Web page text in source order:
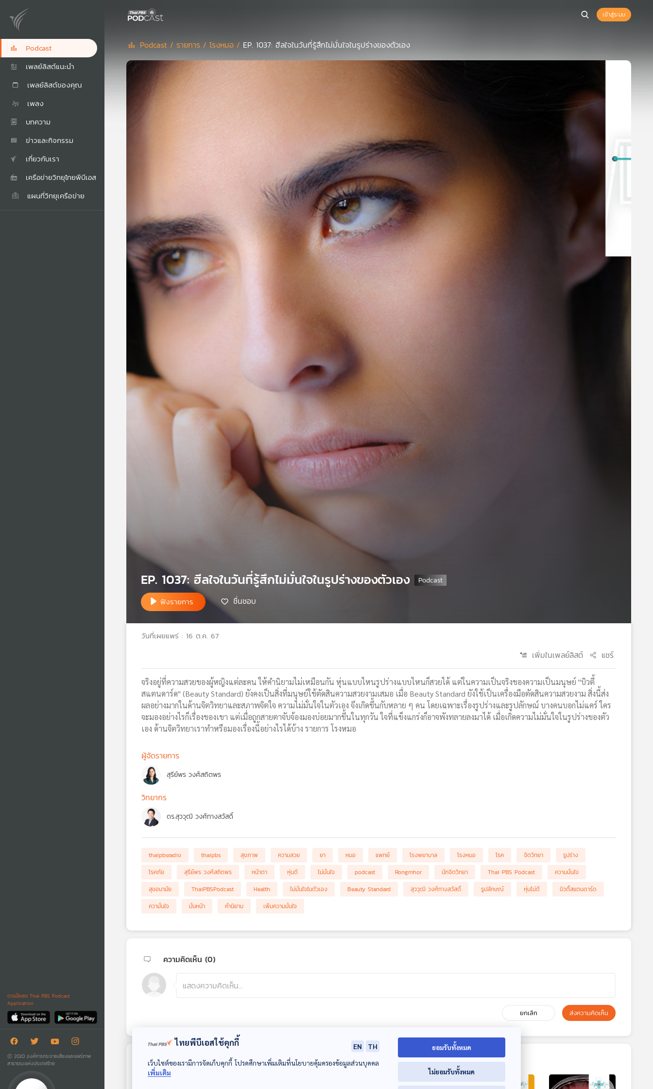
Podcast
เพลย์ลิสต์แนะนำ
เพลย์ลิสต์ของคุณ
เพลง
บทความ
ข่าวและกิจกรรม
เกี่ยวกับเรา
เครือข่ายวิทยุไทยพีบีเอส
แผนที่วิทยุเครือข่าย
ดาวน์โหลด Thai PBS Podcast
Application
Ⓒ 2020 องค์การกระจายเสียงและแพร่ภาพ
สาธารณะแห่งประเทศไทย
เข้าสู่ระบบ
Podcast / รายการ /โรงหมอ / EP. 1037: ฮีลใจในวันที่รู้สึกไม่มั่นใจในรูปร่างของตัวเอง
EP. 1037: ฮีลใจในวันที่รู้สึกไม่มั่นใจในรูปร่างของตัวเอง
ฟังรายการ ชื่นชอบ
วันที่เผยแพร่ : 16 ต.ค. 67
เพิ่มในเพลย์ลิสต์ แชร์
จริงอยู่ที่ความสวยของผู้หญิงแต่ละคน ให้คำนิยามไม่เหมือนกัน หุ่นแบบไหนรูปร่างแบบไหนก็สวยได้ แต่ในความเป็นจริงของความเป็นมนุษย์ "บิวตี้
สแตนดาร์ด" (Beauty Standard) ยังคงเป็นสิ่งที่มนุษย์ใช้ตัดสินความสวยงามเสมอ เมื่อ Beauty Standard ยังใช้เป็นเครื่องมือตัดสินความสวยงาม สิ่งนี้ส่ง
ผลอย่างมากในด้านจิตวิทยาและสภาพจิตใจ ความไม่มั่นใจในตัวเอง จึงเกิดขึ้นกับหลาย ๆ คน โดยเฉพาะเรื่องรูปร่างและรูปลักษณ์ บางคนบอกไม่แคร์ ใคร
จะมองอย่างไรก็เรื่องของเขา แต่เมื่อถูกสายตาจับจ้องมองบ่อยมากขึ้นในทุกวัน ใจที่แข็งแกร่งก็อาจพังทลายลงมาได้ เมื่อเกิดความไม่มั่นใจในรูปร่างของตัว
เอง ด้านจิตวิทยาเราทำหรือมองเรื่องนี้อย่างไรได้บ้าง รายการ โรงหมอ
ผู้จัดรายการ
สุรีย์พร วงศ์สถิตพร
วิทยากร
ดร.สุววุฒิ วงศ์ทางสวัสดิ์
thaipbsradio thaipbs สุขภาพ ความสวย ยา หมอ แพทย์ โรงพยาบาล โรงหมอ โรค จิตวิทยา
รูปร่าง
โรคภัย
สุรีย์พร วงศ์สถิตพร หน้าตา หุ่นดี ไม่มั่นใจ podcast Rongmhor นักจิตวิทยา Thai PBS Podcast
ความมั่นใจ
สุขอนามัย
ThaiPBSPodcast Health ไม่มั่นใจในตัวเอง Beauty Standard สุววุฒิ วงศ์ทางสวัสดิ์ รูปลักษณ์ หุ่นไม่ดี
บิวตี้สแตนดาร์ด
ความั่นใจ
มั่นหน้า คำนิยาม เพิ่มความมั่นใจ
ความคิดเห็น (0)
ยกเลิก ส่งความคิดเห็น
ตอนถัดไป
ไทยพีบีเอสใช้คุกกี้ EN
TH
เว็บไซต์ของเรามีการจัดเก็บคุกกี้ โปรดศึกษาเพิ่มเติมที่นโยบายคุ้มครองข้อมูลส่วนบุคคล
เพิ่มเติม
ยอมรับทั้งหมด
ไม่ยอมรับทั้งหมด